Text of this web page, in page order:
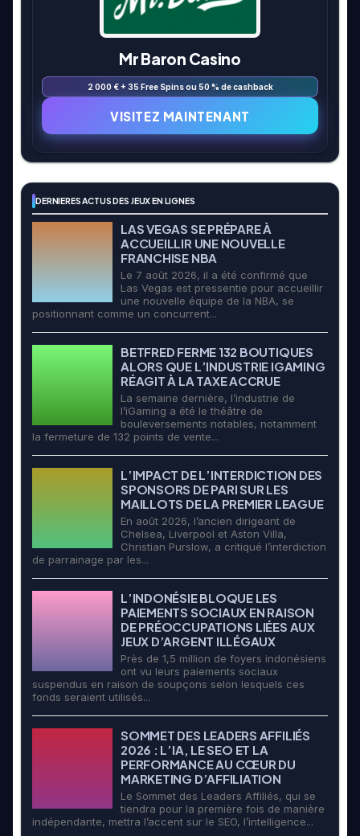
Mr Baron Casino
2 000 € + 35 Free Spins ou 50 % de cashback
VISITEZ MAINTENANT
DERNIERES ACTUS DES JEUX EN LIGNES
LAS VEGAS SE PRÉPARE À
ACCUEILLIR UNE NOUVELLE
FRANCHISE NBA
Le 7 août 2026, il a été confirmé que
Las Vegas est pressentie pour accueillir
une nouvelle équipe de la NBA, se
positionnant comme un concurrent...
BETFRED FERME 132 BOUTIQUES
ALORS QUE L’INDUSTRIE IGAMING
RÉAGIT À LA TAXE ACCRUE
La semaine dernière, l’industrie de
l’iGaming a été le théâtre de
bouleversements notables, notamment
la fermeture de 132 points de vente...
L’IMPACT DE L’INTERDICTION DES
SPONSORS DE PARI SUR LES
MAILLOTS DE LA PREMIER LEAGUE
En août 2026, l’ancien dirigeant de
Chelsea, Liverpool et Aston Villa,
Christian Purslow, a critiqué l’interdiction
de parrainage par les...
L’INDONÉSIE BLOQUE LES
PAIEMENTS SOCIAUX EN RAISON
DE PRÉOCCUPATIONS LIÉES AUX
JEUX D’ARGENT ILLÉGAUX
Près de 1,5 million de foyers indonésiens
ont vu leurs paiements sociaux
suspendus en raison de soupçons selon lesquels ces
fonds seraient utilisés...
SOMMET DES LEADERS AFFILIÉS
2026 : L’IA, LE SEO ET LA
PERFORMANCE AU CŒUR DU
MARKETING D’AFFILIATION
Le Sommet des Leaders Affiliés, qui se
tiendra pour la première fois de manière
indépendante, mettra l’accent sur le SEO, l’intelligence...